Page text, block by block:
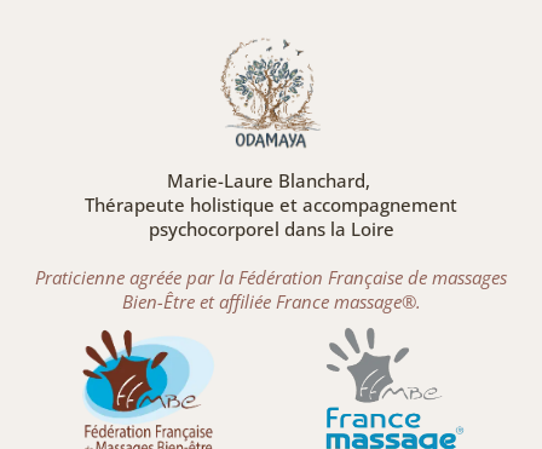
Marie-Laure Blanchard,
Thérapeute holistique et accompagnement
psychocorporel dans la Loire
Praticienne agréée par la Fédération Française de massages
Bien-Être et affiliée France massage®.